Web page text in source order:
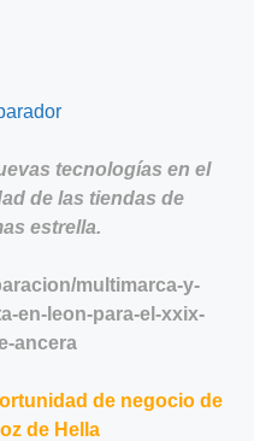
tecnologías en el
de las tiendas de
estrella.
multimarca-y-
en-leon-para-el-xxix-
ancera
de negocio de
de Hella